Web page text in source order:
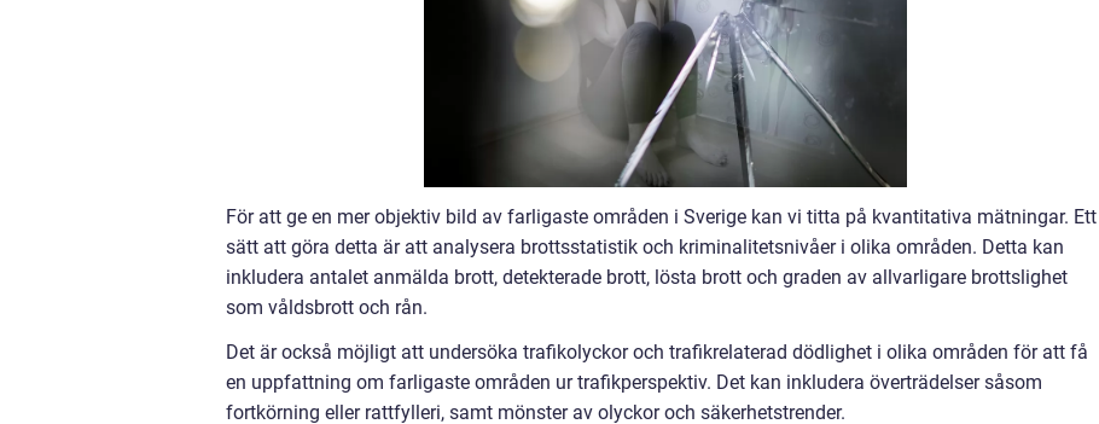
För att ge en mer objektiv bild av farligaste områden i Sverige kan vi titta på kvantitativa mätningar. Ett
sätt att göra detta är att analysera brottsstatistik och kriminalitetsnivåer i olika områden. Detta kan
inkludera antalet anmälda brott, detekterade brott, lösta brott och graden av allvarligare brottslighet
som våldsbrott och rån.
Det är också möjligt att undersöka trafikolyckor och trafikrelaterad dödlighet i olika områden för att få
en uppfattning om farligaste områden ur trafikperspektiv. Det kan inkludera överträdelser såsom
fortkörning eller rattfylleri, samt mönster av olyckor och säkerhetstrender.